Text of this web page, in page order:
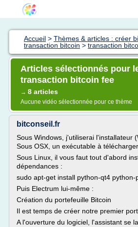
Accueil > Thèmes & articles : créer
transaction bitcoin > transaction
Articles sélectionnés pour
transaction bitcoin fee
→ 8 articles
Aucune vidéo sélectionnée pour ce thème
bitconseil.fr
Sous Windows, j'utiliserai l'installateur
Sous OSX, un exécutable à télécharger.
Sous Linux, il vous faut tout d'abord
dépendances :
sudo apt-get install python-qt4 python-
Puis Electrum lui-même :
Création du portefeuille Bitcoin
Il est temps de créer notre premier
A l'ouverture du logiciel, l'assistant se